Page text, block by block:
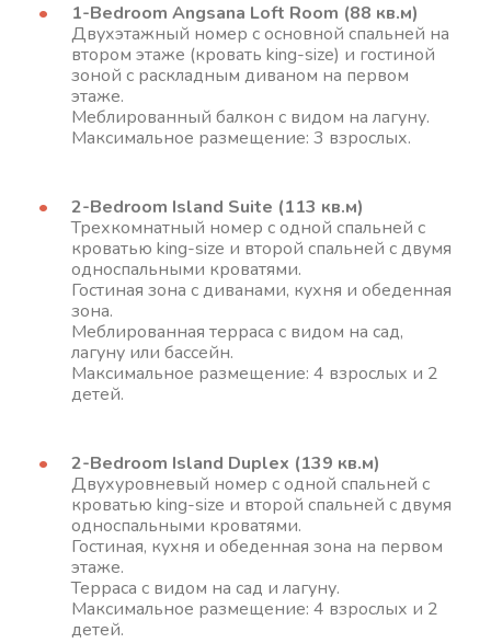
1-Bedroom Angsana Loft Room (88 кв.м)
Двухэтажный номер с основной спальней на
втором этаже (кровать king-size) и гостиной
зоной с раскладным диваном на первом
этаже.
Меблированный балкон с видом на лагуну.
Максимальное размещение: 3 взрослых.
2-Bedroom Island Suite (113 кв.м)
Трехкомнатный номер с одной спальней с
кроватью king-size и второй спальней с двумя
односпальными кроватями.
Гостиная зона с диванами, кухня и обеденная
зона.
Меблированная терраса с видом на сад,
лагуну или бассейн.
Максимальное размещение: 4 взрослых и 2
детей.
2-Bedroom Island Duplex (139 кв.м)
Двухуровневый номер с одной спальней с
кроватью king-size и второй спальней с двумя
односпальными кроватями.
Гостиная, кухня и обеденная зона на первом
этаже.
Терраса с видом на сад и лагуну.
Максимальное размещение: 4 взрослых и 2
детей.